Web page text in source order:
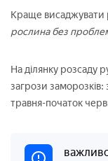
Краще висаджувати
рослина без
На ділянку розсаду
загрози
травня-початок